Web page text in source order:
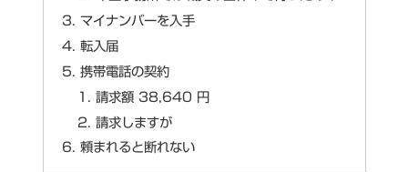
マイナンバーを入手
転入届
携帯電話の契約
請求額 38,640 円
請求しますが
頼まれると断れない